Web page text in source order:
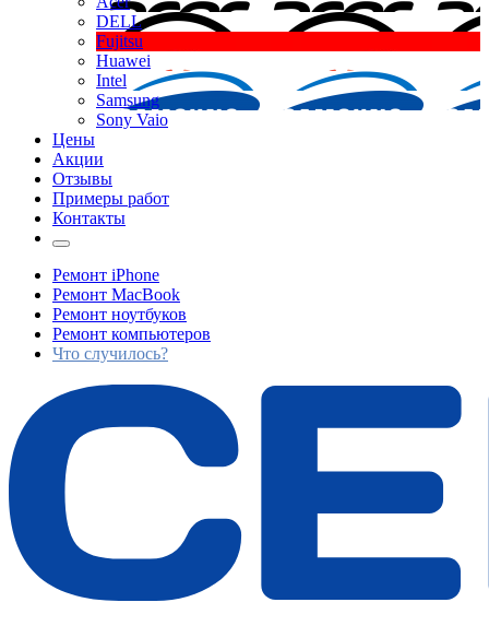
DELL
Fujitsu
Huawei
Intel
Samsung
Sony Vaio
Цены
Акции
Отзывы
Примеры работ
Контакты
Ремонт iPhone
Ремонт MacBook
Ремонт ноутбуков
Ремонт компьютеров
Что случилось?